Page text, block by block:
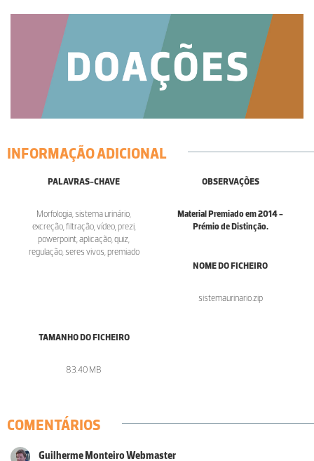
INFORMAÇÃO ADICIONAL
PALAVRAS-CHAVE
Morfologia, sistema urinário,
excreção, filtração, vídeo, prezi,
powerpoint, aplicação, quiz,
regulação, seres vivos, premiado
OBSERVAÇÕES
Material Premiado em 2014 -
Prémio de Distinção.
NOME DO FICHEIRO
sistemaurinario.zip
TAMANHO DO FICHEIRO
83.40 MB
COMENTÁRIOS
Guilherme Monteiro Webmaster